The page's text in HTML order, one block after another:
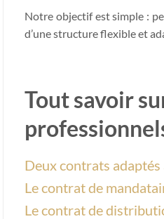
Notre objectif est simple :
d’une structure flexible et
Tout savoir
Deux contrats
Le contrat de
Le contrat de